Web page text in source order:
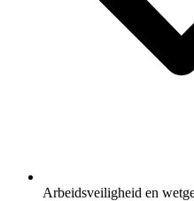
Arbeidsveiligheid en